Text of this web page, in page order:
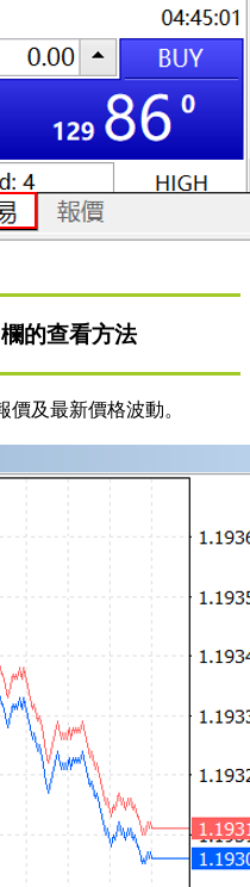
的查看方法
價及最新價格波動。